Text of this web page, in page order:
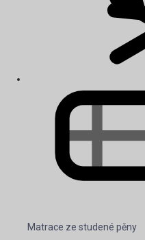
Matrace ze studené pěny